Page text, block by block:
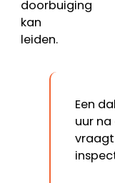
doorbuiging
kan
leiden.
Een
uur